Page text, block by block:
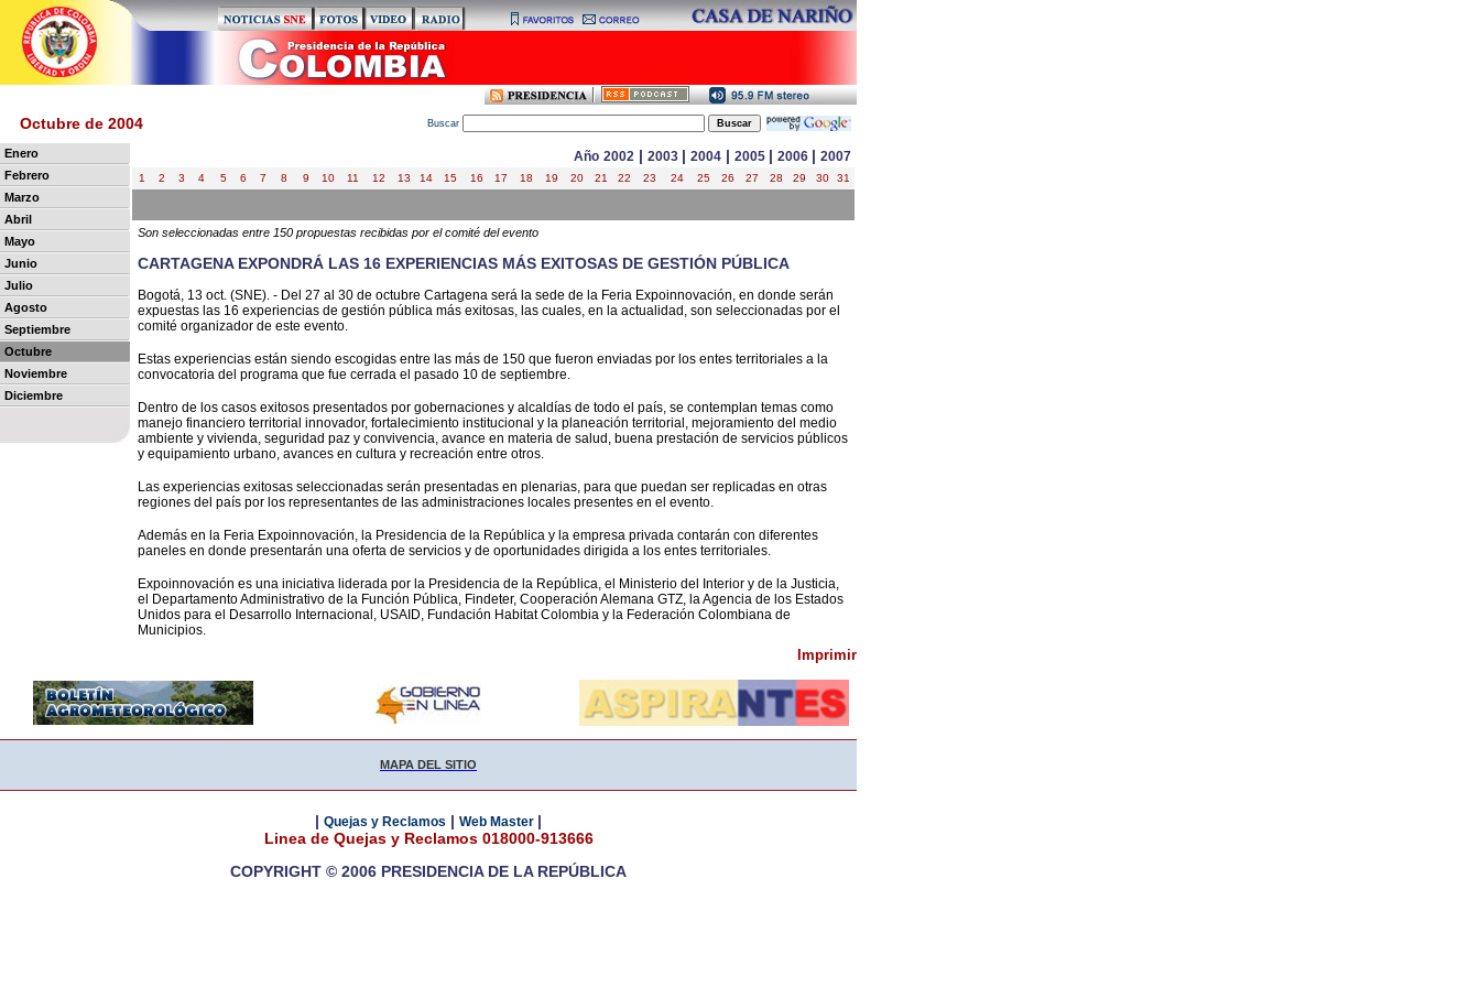
Octubre de 2004 Buscar
Enero
Febrero
Marzo
Abril
Mayo
Junio
Julio
Agosto
Septiembre
Octubre
Noviembre
Diciembre
Año 2002 | 2003 | 2004 | 2005 | 2006 | 2007
1 2 3 4 5 6 7 8 9 10 11 12 13 14 15 16 17 18 19 20 21 22 23 24 25 26 27 28 29 30 31
Son seleccionadas entre 150 propuestas recibidas por el comité del evento
CARTAGENA EXPONDRÁ LAS 16 EXPERIENCIAS MÁS EXITOSAS DE GESTIÓN PÚBLICA
Bogotá, 13 oct. (SNE). - Del 27 al 30 de octubre Cartagena será la sede de la Feria Expoinnovación, en donde serán
expuestas las 16 experiencias de gestión pública más exitosas, las cuales, en la actualidad, son seleccionadas por el
comité organizador de este evento.
Estas experiencias están siendo escogidas entre las más de 150 que fueron enviadas por los entes territoriales a la
convocatoria del programa que fue cerrada el pasado 10 de septiembre.
Dentro de los casos exitosos presentados por gobernaciones y alcaldías de todo el país, se contemplan temas como
manejo financiero territorial innovador, fortalecimiento institucional y la planeación territorial, mejoramiento del medio
ambiente y vivienda, seguridad paz y convivencia, avance en materia de salud, buena prestación de servicios públicos
y equipamiento urbano, avances en cultura y recreación entre otros.
Las experiencias exitosas seleccionadas serán presentadas en plenarias, para que puedan ser replicadas en otras
regiones del país por los representantes de las administraciones locales presentes en el evento.
Además en la Feria Expoinnovación, la Presidencia de la República y la empresa privada contarán con diferentes
paneles en donde presentarán una oferta de servicios y de oportunidades dirigida a los entes territoriales.
Expoinnovación es una iniciativa liderada por la Presidencia de la República, el Ministerio del Interior y de la Justicia,
el Departamento Administrativo de la Función Pública, Findeter, Cooperación Alemana GTZ, la Agencia de los Estados
Unidos para el Desarrollo Internacional, USAID, Fundación Habitat Colombia y la Federación Colombiana de
Municipios.
Imprimir
MAPA DEL SITIO
| Quejas y Reclamos | Web Master |
Linea de Quejas y Reclamos 018000-913666
COPYRIGHT © 2006 PRESIDENCIA DE LA REPÚBLICA